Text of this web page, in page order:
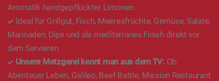
Aromatik handgepflückter Limonen.
Ideal für Grillgut, Fisch, Meeresfrüchte, Gemüse, Salate,
Marinaden, Dips und als mediterranes Finish direkt vor
dem Servieren.
Unsere Metzgerei kennt man aus dem TV: Ob
Abenteuer Leben, Galileo, Beef Battle, Mission Restaurant